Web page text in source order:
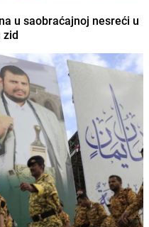
u saobraćajnoj nesreći u
zid